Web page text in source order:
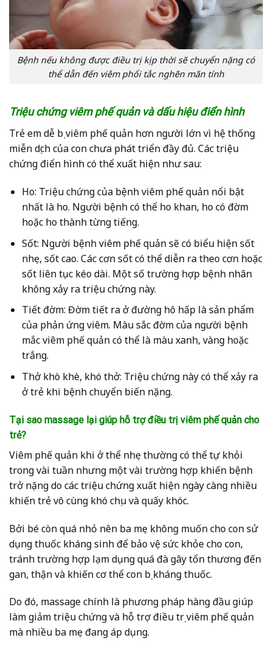
Bệnh nếu không được điều trị kịp thời sẽ chuyển nặng có
thể dẫn đến viêm phổi tắc nghẽn mãn tính
Triệu chứng viêm phế quản và dấu hiệu điển hình
Trẻ em dễ bị viêm phế quản hơn người lớn vì hệ thống
miễn dịch của con chưa phát triển đầy đủ. Các triệu
chứng điển hình có thể xuất hiện như sau:
Ho: Triệu chứng của bệnh viêm phế quản nổi bật
nhất là ho. Người bệnh có thể ho khan, ho có đờm
hoặc ho thành từng tiếng.
Sốt: Người bệnh viêm phế quản sẽ có biểu hiện sốt
nhẹ, sốt cao. Các cơn sốt có thể diễn ra theo cơn hoặc
sốt liên tục kéo dài. Một số trường hợp bệnh nhân
không xảy ra triệu chứng này.
Tiết đờm: Đờm tiết ra ở đường hô hấp là sản phẩm
của phản ứng viêm. Màu sắc đờm của người bệnh
mắc viêm phế quản có thể là màu xanh, vàng hoặc
trắng.
Thở khò khè, khó thở: Triệu chứng này có thể xảy ra
ở trẻ khi bệnh chuyển biến nặng.
Tại sao massage lại giúp hỗ trợ điều trị viêm phế quản cho
trẻ?
Viêm phế quản khi ở thể nhẹ thường có thể tự khỏi
trong vài tuần nhưng một vài trường hợp khiến bệnh
trở nặng do các triệu chứng xuất hiện ngày càng nhiều
khiến trẻ vô cùng khó chịu và quấy khóc.
Bởi bé còn quá nhỏ nên ba mẹ không muốn cho con sử
dụng thuốc kháng sinh để bảo vệ sức khỏe cho con,
tránh trường hợp lạm dụng quá đà gây tổn thương đến
gan, thận và khiến cơ thể con bị kháng thuốc.
Do đó, massage chính là phương pháp hàng đầu giúp
làm giảm triệu chứng và hỗ trợ điều trị viêm phế quản
mà nhiều ba mẹ đang áp dụng.